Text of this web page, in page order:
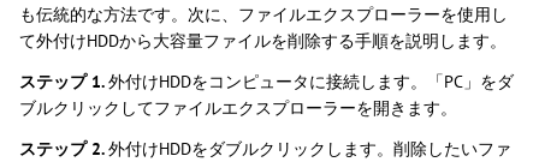
も伝統的な方法です。次に、ファイルエクスプローラーを使用し
て外付けHDDから大容量ファイルを削除する手順を説明します。
ステップ 1.外付けHDDをコンピュータに接続します。「PC」をダ
ブルクリックしてファイルエクスプローラーを開きます。
ステップ 2.外付けHDDをダブルクリックします。削除したいファ